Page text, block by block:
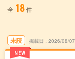
全 18件
未読
NEW
掲載日 2026/08/07